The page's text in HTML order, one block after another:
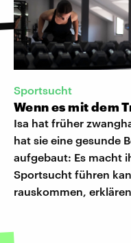
Sportsucht
Wenn es mit dem
Isa hat früher
hat sie eine gesunde
aufgebaut: Es macht
Sportsucht führen
rauskommen,